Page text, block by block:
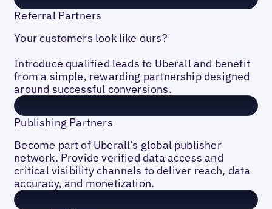
Referral Partners
Your customers look like ours?
Introduce qualified leads to Uberall and benefit
from a simple, rewarding partnership designed
around successful conversions.
Publishing Partners
Become part of Uberall’s global publisher
network. Provide verified data access and
critical visibility channels to deliver reach, data
accuracy, and monetization.